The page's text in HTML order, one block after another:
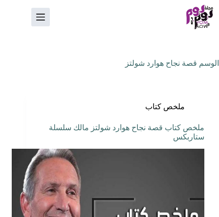
التجاوز
إلى
المحتوى
الوسم قصة نجاح هوارد شولتز
ملخص كتاب
ملخص كتاب قصة نجاح هوارد شولتز مالك سلسلة
ستاربكس